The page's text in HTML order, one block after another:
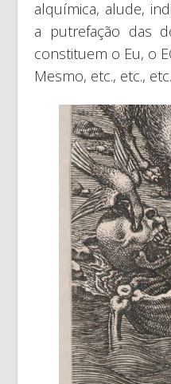
alquímica, alude,
a putrefação das
constituem o Eu, o
Mesmo, etc., etc., etc.